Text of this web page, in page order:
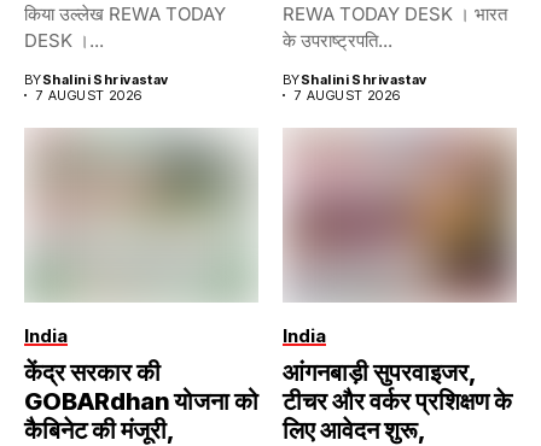
किया उल्लेख REWA TODAY
DESK ।...
BYShalini Shrivastav
7 AUGUST 2026
REWA TODAY DESK । भारत
के उपराष्ट्रपति...
BYShalini Shrivastav
7 AUGUST 2026
India
केंद्र सरकार की
GOBARdhan योजना को
कैबिनेट की मंजूरी,
India
आंगनबाड़ी सुपरवाइजर,
टीचर और वर्कर प्रशिक्षण के
लिए आवेदन शुरू,